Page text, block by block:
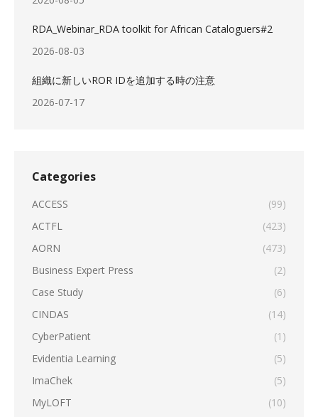
RDA_Webinar_RDA toolkit for African Cataloguers#2
2026-08-03
組織に新しいROR IDを追加する時の注意
2026-07-17
Categories
ACCESS
(99)
ACTFL
(423)
AORN
(473)
Business Expert Press
(2)
Case Study
(6)
CINDAS
(14)
CyberPatient
(1)
Evidentia Learning
(5)
ImaChek
(5)
MyLOFT
(10)